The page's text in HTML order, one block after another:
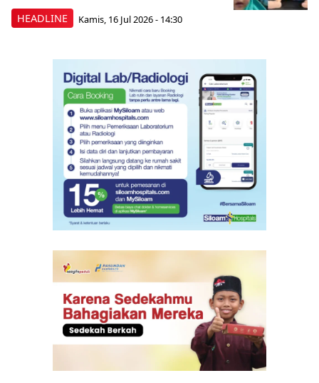
HEADLINE Kamis, 16 Jul 2026 - 14:30